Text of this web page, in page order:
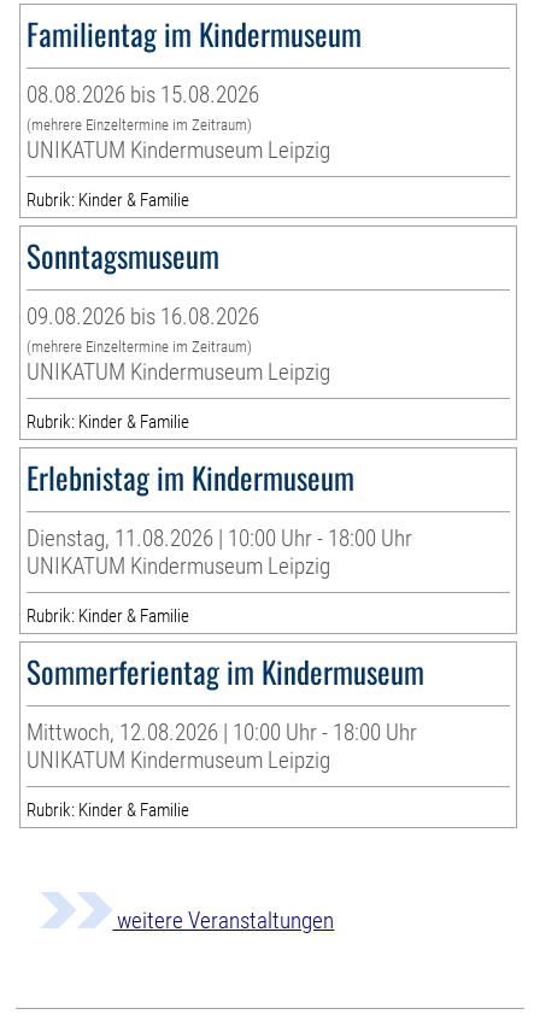
Familientag im Kindermuseum
08.08.2026 bis 15.08.2026
(mehrere Einzeltermine im Zeitraum)
UNIKATUM Kindermuseum Leipzig
Rubrik: Kinder & Familie
Sonntagsmuseum
09.08.2026 bis 16.08.2026
(mehrere Einzeltermine im Zeitraum)
UNIKATUM Kindermuseum Leipzig
Rubrik: Kinder & Familie
Erlebnistag im Kindermuseum
Dienstag, 11.08.2026 | 10:00 Uhr - 18:00 Uhr
UNIKATUM Kindermuseum Leipzig
Rubrik: Kinder & Familie
Sommerferientag im Kindermuseum
Mittwoch, 12.08.2026 | 10:00 Uhr - 18:00 Uhr
UNIKATUM Kindermuseum Leipzig
Rubrik: Kinder & Familie
weitere Veranstaltungen